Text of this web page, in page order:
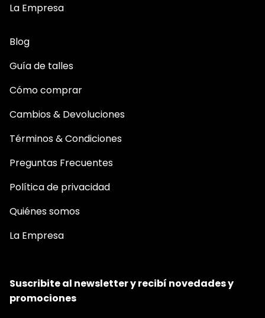
La Empresa
Blog
Guía de talles
Cómo comprar
Cambios & Devoluciones
Términos & Condiciones
Preguntas Frecuentes
Política de privacidad
Quiénes somos
La Empresa
Suscribite al newsletter y recibí novedades y
promociones